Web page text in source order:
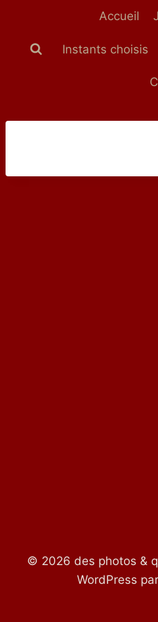
contenu
Accueil
Instants choisis
© 2026 des photos &
WordPress par